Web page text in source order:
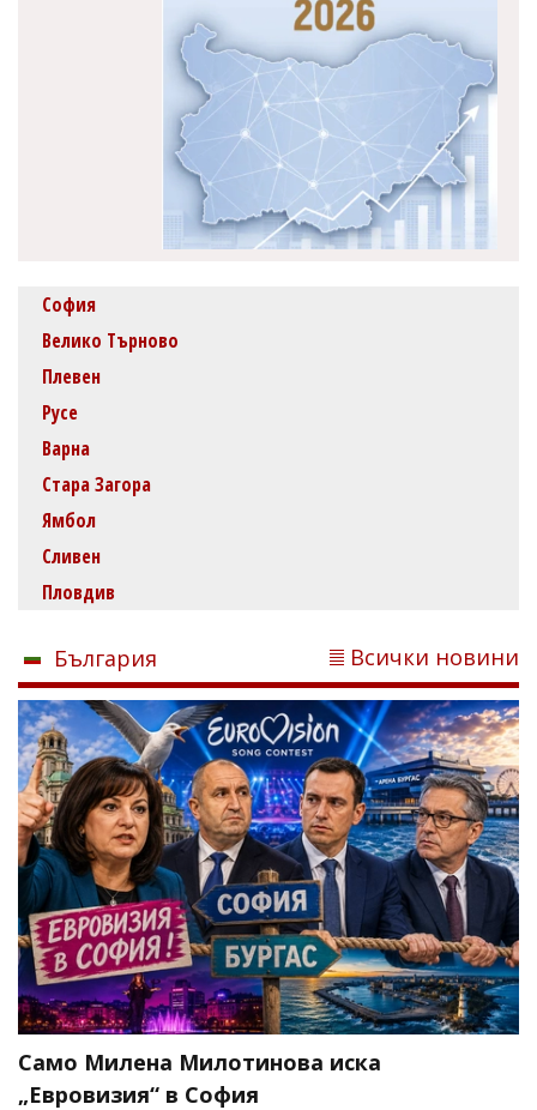
София
Велико Търново
Плевен
Русе
Варна
Стара Загора
Ямбол
Сливен
Пловдив
България Всички новини
Само Милена Милотинова иска
„Евровизия“ в София